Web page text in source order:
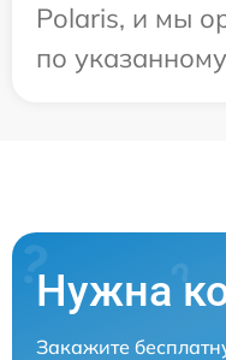
Polaris, и мы
по
Нужна
Закажите